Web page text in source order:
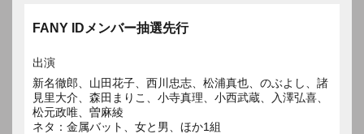
FANY IDメンバー抽選先行
出演
新名徹郎、山田花子、西川忠志、松浦真也、のぶよし、諸
見里大介、森田まりこ、小寺真理、小西武蔵、入澤弘喜、
松元政唯、曽麻綾
ネタ：金属バット、女と男、ほか1組